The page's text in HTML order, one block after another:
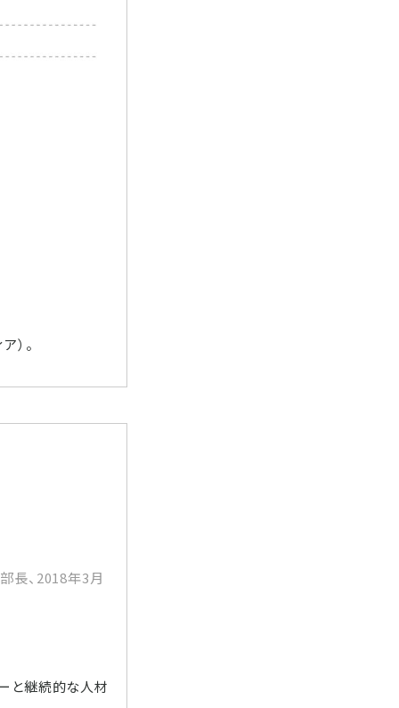
）。
長、2018年3月
と継続的な人材